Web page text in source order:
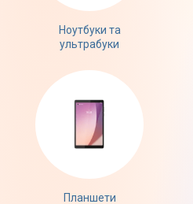
Ноутбуки та
ультрабуки
Планшети